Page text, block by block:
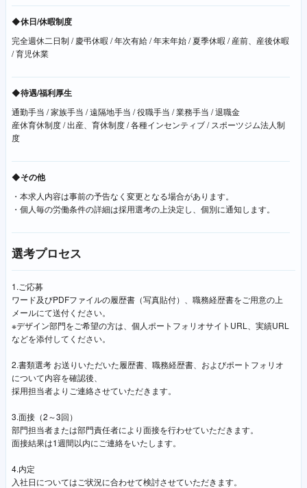
◆休日/休暇制度
完全週休二日制 / 慶弔休暇 / 年次有給 / 年末年始 / 夏季休暇 / 産前、産後休暇
/ 育児休業
◆待遇/福利厚生
通勤手当 / 家族手当 / 遠隔地手当 / 役職手当 / 業務手当 / 退職金
産休育休制度 / 出産、育休制度 / 各種インセンティブ / スポーツジム法人制
度
◆その他
・本求人内容は事前の予告なく変更となる場合があります。
・個人毎の労働条件の詳細は採用選考の上決定し、個別に通知します。
選考プロセス
1.ご応募
ワード及びPDFファイルの履歴書（写真貼付）、職務経歴書をご用意の上
メールにて送付ください。
※デザイン部門をご希望の方は、個人ポートフォリオサイトURL、実績URL
などを添付してください。
2.書類選考 お送りいただいた履歴書、職務経歴書、およびポートフォリオ
について内容を確認後、
採用担当者よりご連絡させていただきます。
3.面接（2～3回）
部門担当者または部門責任者により面接を行わせていただきます。
面接結果は1週間以内にご連絡をいたします。
4.内定
入社日についてはご状況に合わせて検討させていただきます。